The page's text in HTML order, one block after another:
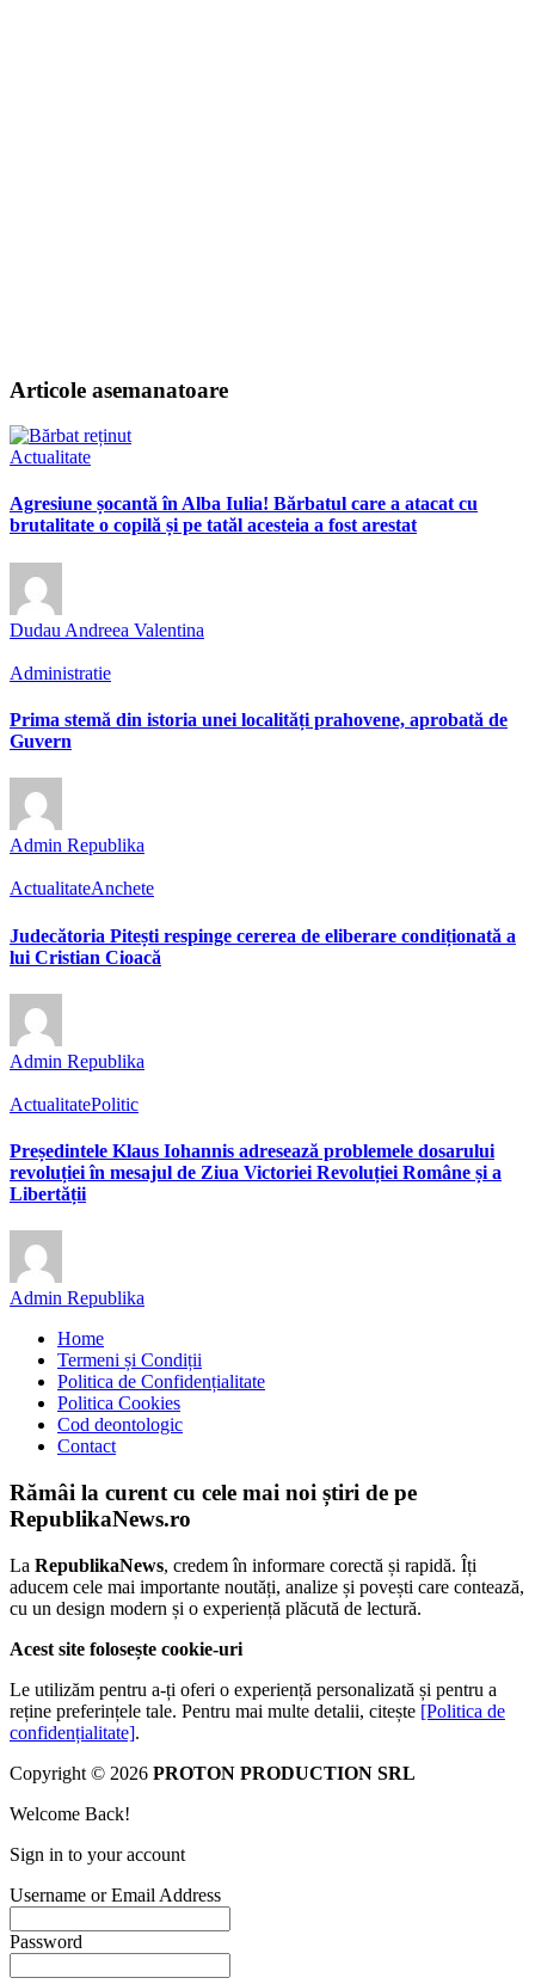
Articole asemanatoare
Actualitate
Agresiune șocantă în Alba Iulia! Bărbatul care a atacat cu
brutalitate o copilă și pe tatăl acesteia a fost arestat
Dudau Andreea Valentina
Administratie
Prima stemă din istoria unei localități prahovene, aprobată de
Guvern
Admin Republika
ActualitateAnchete
Judecătoria Pitești respinge cererea de eliberare condiționată a
lui Cristian Cioacă
Admin Republika
ActualitatePolitic
Președintele Klaus Iohannis adresează problemele dosarului
revoluției în mesajul de Ziua Victoriei Revoluției Române și a
Libertății
Admin Republika
Home
Termeni și Condiții
Politica de Confidențialitate
Politica Cookies
Cod deontologic
Contact
Rămâi la curent cu cele mai noi știri de pe
RepublikaNews.ro
La RepublikaNews, credem în informare corectă și rapidă. Îți
aducem cele mai importante noutăți, analize și povești care contează,
cu un design modern și o experiență plăcută de lectură.
Acest site folosește cookie-uri
Le utilizăm pentru a-ți oferi o experiență personalizată și pentru a
reține preferințele tale. Pentru mai multe detalii, citește [Politica de
confidențialitate].
Copyright © 2026 PROTON PRODUCTION SRL
Welcome Back!
Sign in to your account
Username or Email Address
Password